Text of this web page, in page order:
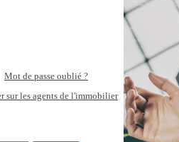
Mot de passe oublié ?
sur les agents de l'immobilier